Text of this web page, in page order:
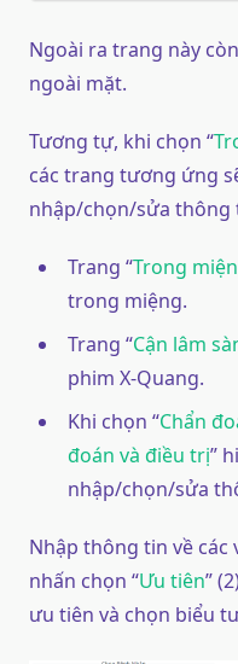
Ngoài ra trang này
ngoài mặt.
Tương tự, khi chọn “
các trang tương ứng
nhập/chọn/sửa thông
Trang “Trong
trong miệng.
Trang “Cận lâm
phim X-Quang.
Khi chọn “Chẩn
đoán và điều trị”
nhập/chọn/sửa
Nhập thông tin về các
nhấn chọn “Ưu tiên”
ưu tiên và chọn biểu